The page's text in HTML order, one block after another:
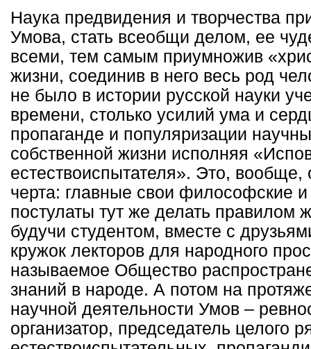
Наука предвидения и творчества
Умова, стать всеобщи делом, ее
всеми, тем самым приумножив
жизни, соединив в него весь род
не было в истории русской науки
времени, столько усилий ума и
пропаганде и популяризации
собственной жизни исполняя
естествоиспытателя». Это, вообще,
черта: главные свои философские и
постулаты тут же делать правилом
будучи студентом, вместе с
кружок лекторов для народного
называемое Общество
знаний в народе. А потом на
научной деятельности Умов –
организатор, председатель целого